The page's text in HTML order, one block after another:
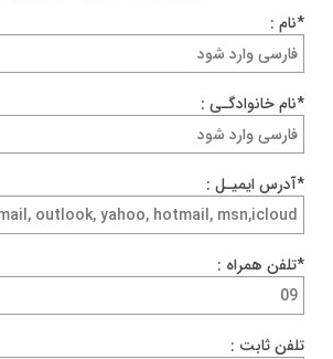
*نام :
*نام خانوادگـی :
*آدرس ایمیـل :
*تلفن همراه :
تلفن ثابت :